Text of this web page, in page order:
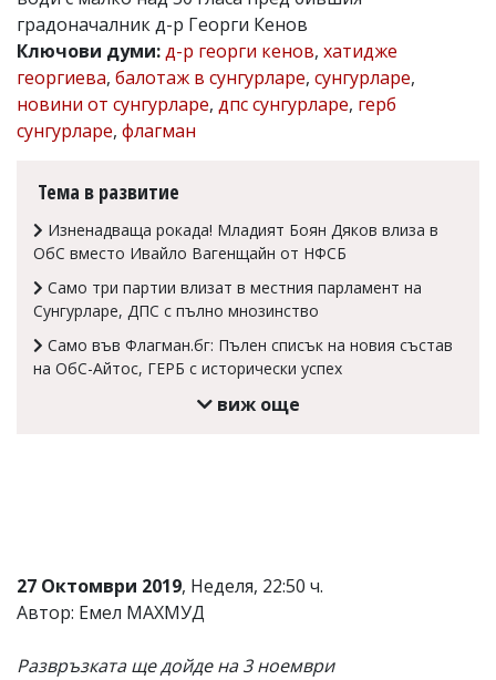
Коментарите
под
статиите
се
въвеждат
от
читателите
редакцията
носи
отговорност
тях!
откриете
обиден
градоначалник д-р Георги Кенов
Ключови думи:д-р георги кенов, хатидже
георгиева, балотаж в сунгурларе, сунгурларе,
новини от сунгурларе, дпс сунгурларе, герб
сунгурларе, флагман
Тема в развитие
Изненадваща рокада! Младият Боян Дяков влиза в
ОбС вместо Ивайло Вагенщайн от НФСБ
Само три партии влизат в местния парламент на
Сунгурларе, ДПС с пълно мнозинство
Само във Флагман.бг: Пълен списък на новия състав
на ОбС-Айтос, ГЕРБ с исторически успех
виж още
27 Октомври 2019, Неделя, 22:50 ч.
Автор: Емел МАХМУД
Развръзката ще дойде на 3 ноември